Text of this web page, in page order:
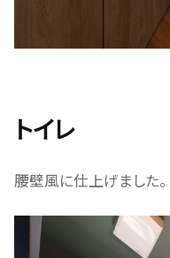
トイレ
腰壁風に仕上げました。